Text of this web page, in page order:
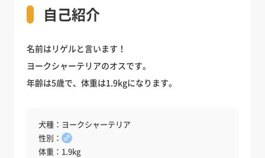
自己紹介
名前はリゲルと言います！
ヨークシャーテリアのオスです。
年齢は5歳で、体重は1.9kgになります。
犬種：ヨークシャーテリア
性別： ♂
体重：1.9kg